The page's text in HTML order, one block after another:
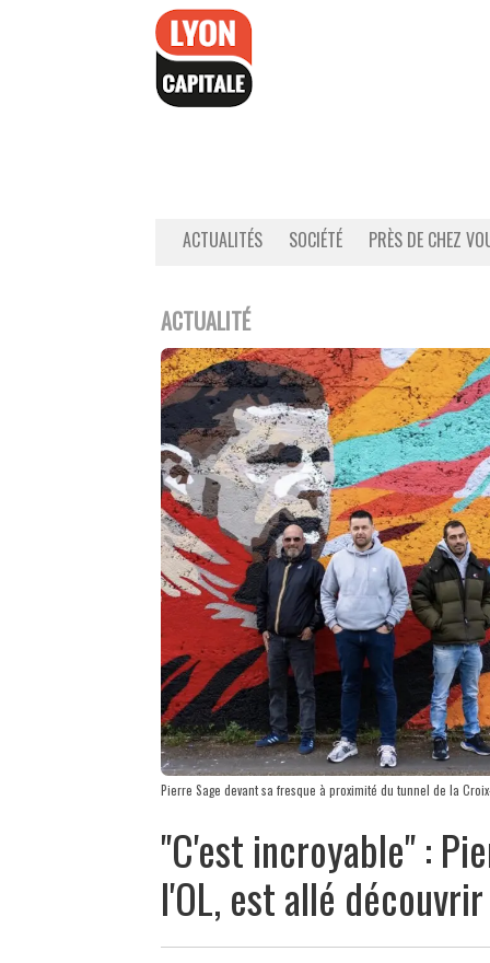
ACTUALITÉS SOCIÉTÉ PRÈS DE CHEZ
ACTUALITÉ
Pierre Sage devant sa fresque à proximité du tunnel de la
"C'est incroyable" :
l'OL, est allé